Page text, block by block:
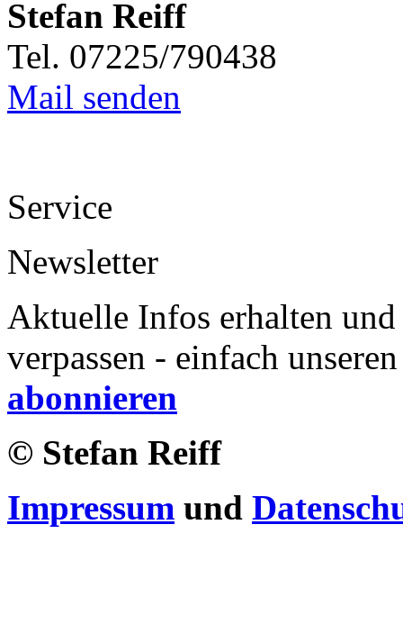
Stefan Reiff
Tel. 07225/790438
Mail senden
Service
Newsletter
Aktuelle Infos erhalten
verpassen - einfach
abonnieren
© Stefan Reiff
Impressum und